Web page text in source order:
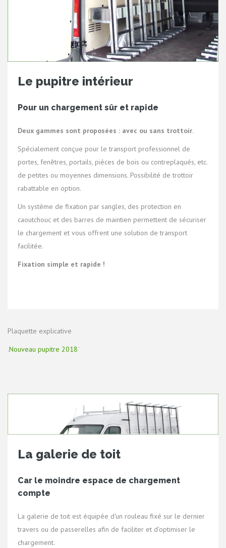
Le pupitre intérieur
Pour un chargement sûr et rapide
Deux gammes sont proposées : avec ou sans trottoir.
Spécialement conçue pour le transport professionnel de
portes, fenêtres, portails, pièces de bois ou contreplaqués, etc.
de petites ou moyennes dimensions. Possibilité de trottoir
rabattable en option.
Un système de fixation par sangles, des protection en
caoutchouc et des barres de maintien permettent de sécuriser
le chargement et vous offrent une solution de transport
facilitée.
Fixation simple et rapide !
Plaquette explicative
.Nouveau pupitre 2018¨
La galerie de toit
Car le moindre espace de chargement
compte
La galerie de toit est équipée d'un rouleau fixé sur le dernier
travers ou de passerelles afin de faciliter et d'optimiser le
chargement.